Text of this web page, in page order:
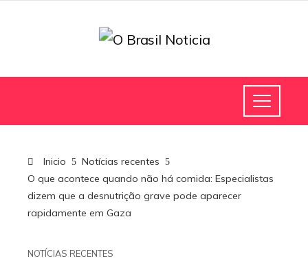
Inicio
Notícias recentes
O que acontece quando não há comida: Especialistas
dizem que a desnutrição grave pode aparecer
rapidamente em Gaza
NOTÍCIAS RECENTES